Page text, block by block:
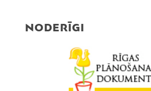
NODERĪGI